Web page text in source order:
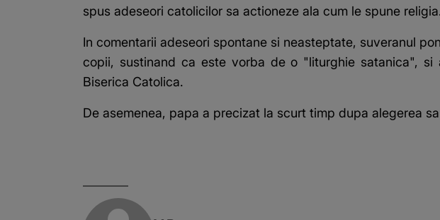
spus adeseori catolicilor sa actioneze ala cum le spune
In comentarii adeseori spontane si neasteptate, suveranul
copii, sustinand ca este vorba de o "liturghie satanica",
Biserica Catolica.
De asemenea, papa a precizat la scurt timp dupa alegerea